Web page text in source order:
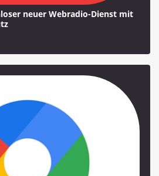
neuer Webradio-Dienst mit